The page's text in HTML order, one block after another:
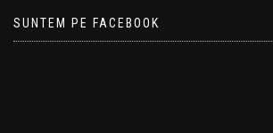
SUNTEM PE FACEBOOK